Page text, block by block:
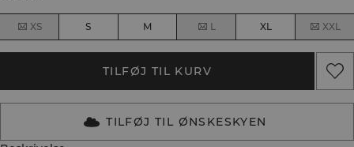
XS S M L XL XXL
TILFØJ TIL KURV
TILFØJ TIL ØNSKESKYEN